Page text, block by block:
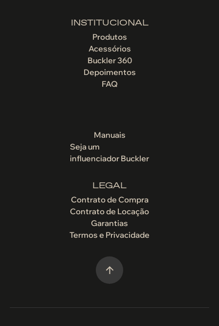
INSTITUCIONAL
Produtos
Acessórios
Buckler 360
Depoimentos
FAQ
Manuais
Seja um
influenciador Buckler
LEGAL
Contrato de Compra
Contrato de Locação
Garantias
Termos e Privacidade